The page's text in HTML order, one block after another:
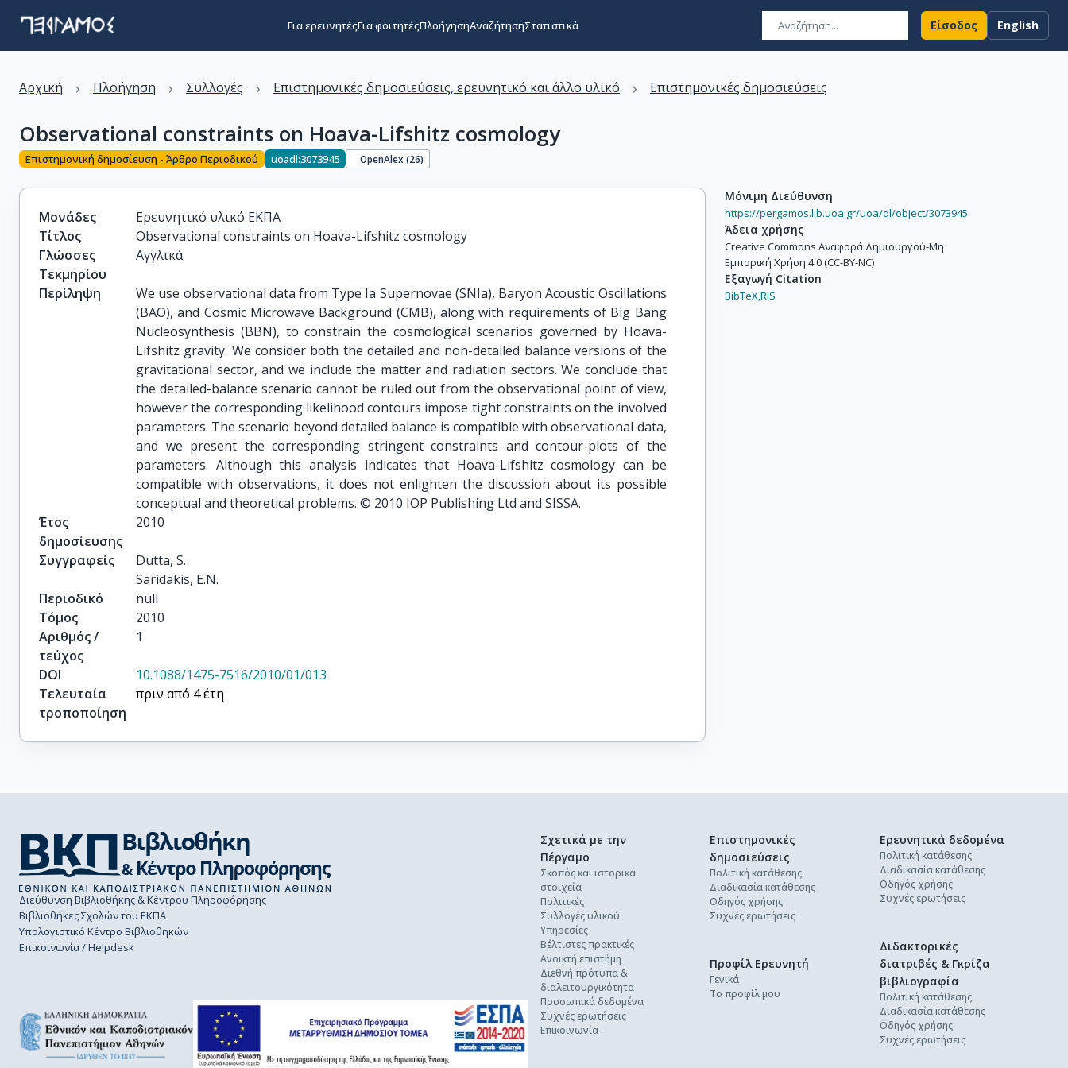
Για ερευνητέςΓια φοιτητέςΠλοήγησηΑναζήτησηΣτατιστικά Είσοδος English
Αρχική › Πλοήγηση › Συλλογές › Επιστημονικές δημοσιεύσεις, ερευνητικό και άλλο υλικό › Επιστημονικές δημοσιεύσεις
Observational constraints on Hoava-Lifshitz cosmology
Επιστημονική δημοσίευση - Άρθρο Περιοδικού uoadl:3073945 OpenAlex (26)
Μονάδες
Ερευνητικό υλικό ΕΚΠΑ
Τίτλος
Observational constraints on Hoava-Lifshitz cosmology
Γλώσσες
Τεκμηρίου
Αγγλικά
Περίληψη
We use observational data from Type Ia Supernovae (SNIa), Baryon Acoustic Oscillations
(BAO), and Cosmic Microwave Background (CMB), along with requirements of Big Bang
Nucleosynthesis (BBN), to constrain the cosmological scenarios governed by Hoava-
Lifshitz gravity. We consider both the detailed and non-detailed balance versions of the
gravitational sector, and we include the matter and radiation sectors. We conclude that
the detailed-balance scenario cannot be ruled out from the observational point of view,
however the corresponding likelihood contours impose tight constraints on the involved
parameters. The scenario beyond detailed balance is compatible with observational data,
and we present the corresponding stringent constraints and contour-plots of the
parameters. Although this analysis indicates that Hoava-Lifshitz cosmology can be
compatible with observations, it does not enlighten the discussion about its possible
conceptual and theoretical problems. © 2010 IOP Publishing Ltd and SISSA.
Έτος
δημοσίευσης
2010
Συγγραφείς
Dutta, S.
Saridakis, E.N.
Περιοδικό
null
Τόμος
2010
Αριθμός /
τεύχος
1
DOI
10.1088/1475-7516/2010/01/013
Τελευταία
τροποποίηση
πριν από 4 έτη
Μόνιμη Διεύθυνση
https://pergamos.lib.uoa.gr/uoa/dl/object/3073945
Άδεια χρήσης
Creative Commons Αναφορά Δημιουργού-Μη
Εμπορική Χρήση 4.0 (CC-BY-NC)
Εξαγωγή Citation
BibTeX,RIS
Διεύθυνση Βιβλιοθήκης & Κέντρου Πληροφόρησης
Βιβλιοθήκες Σχολών του ΕΚΠΑ
Υπολογιστικό Κέντρο Βιβλιοθηκών
Επικοινωνία / Helpdesk
Σχετικά με την
Πέργαμο
Σκοπός και ιστορικά
στοιχεία
Πολιτικές
Συλλογές υλικού
Υπηρεσίες
Βέλτιστες πρακτικές
Ανοικτή επιστήμη
Διεθνή πρότυπα &
διαλειτουργικότητα
Προσωπικά δεδομένα
Συχνές ερωτήσεις
Επικοινωνία
Επιστημονικές
δημοσιεύσεις
Πολιτική κατάθεσης
Διαδικασία κατάθεσης
Οδηγός χρήσης
Συχνές ερωτήσεις
Ερευνητικά δεδομένα
Πολιτική κατάθεσης
Διαδικασία κατάθεσης
Οδηγός χρήσης
Συχνές ερωτήσεις
Διδακτορικές
διατριβές & Γκρίζα
βιβλιογραφία
Πολιτική κατάθεσης
Διαδικασία κατάθεσης
Οδηγός χρήσης
Συχνές ερωτήσεις
Προφίλ Ερευνητή
Γενικά
Το προφίλ μου